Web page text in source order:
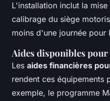
L'installation inclut la
calibrage du siège
moins d'une journée pour
Aides disponibles
Les aides financières
rendent ces équipements
exemple, le programme